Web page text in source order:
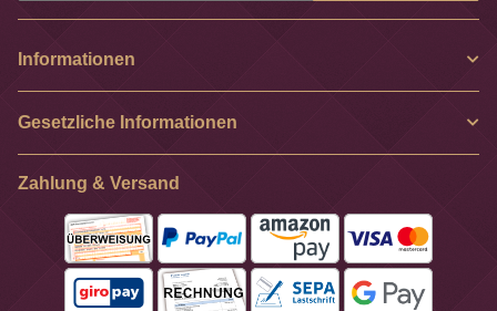
Informationen
Gesetzliche Informationen
Zahlung & Versand